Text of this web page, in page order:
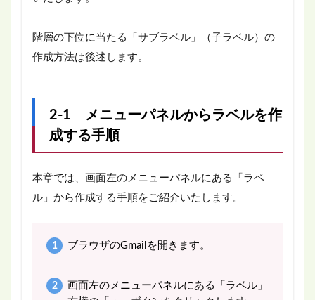
階層の下位に当たる「サブラベル」（子ラベル）の
作成方法は後述します。
2-1 メニューパネルからラベルを作
成する手順
本章では、画面左のメニューパネルにある「ラベ
ル」から作成する手順をご紹介いたします。
ブラウザのGmailを開きます。
画面左のメニューパネルにある「ラベル」